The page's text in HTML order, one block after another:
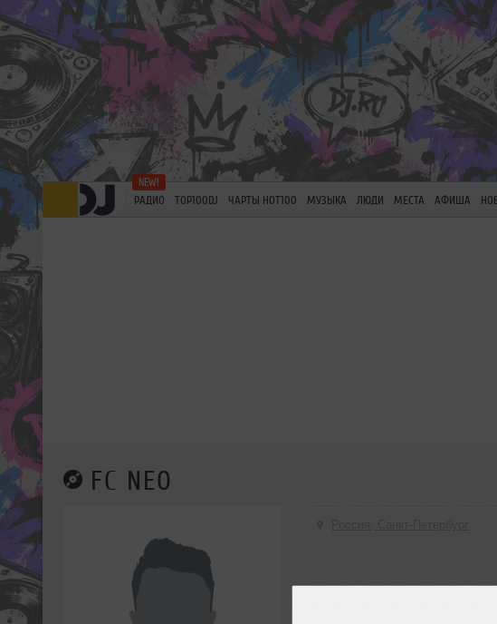
РАДИО TOP100DJ ЧАРТЫ HOT100 МУЗЫКА ЛЮДИ МЕСТА АФИША
FC NEO